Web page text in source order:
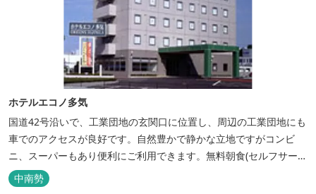
ホテルエコノ多気
国道42号沿いで、工業団地の玄関口に位置し、周辺の工業団地にも
車でのアクセスが良好です。自然豊かで静かな立地ですがコンビ
ニ、スーパーもあり便利にご利用できます。無料朝食(セルフサービ
ス)、大型無料駐車場も完備。
中南勢